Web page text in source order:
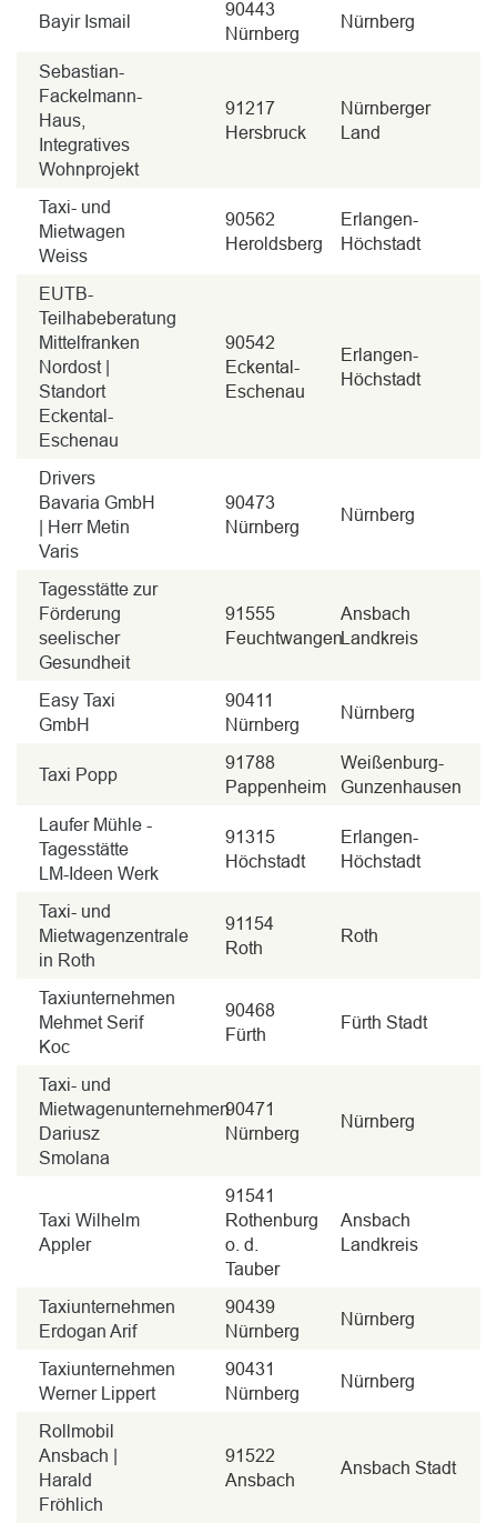
Bayir Ismail
90443
Nürnberg
Nürnberg
Sebastian-
Fackelmann-
Haus,
Integratives
Wohnprojekt
91217
Hersbruck
Nürnberger
Land
Taxi- und
Mietwagen
Weiss
90562
Heroldsberg
Erlangen-
Höchstadt
EUTB-
Teilhabeberatung
Mittelfranken
Nordost |
Standort
Eckental-
Eschenau
90542
Eckental-
Eschenau
Erlangen-
Höchstadt
Drivers
Bavaria GmbH
| Herr Metin
Varis
90473
Nürnberg
Nürnberg
Tagesstätte zur
Förderung
seelischer
Gesundheit
91555
Feuchtwangen
Ansbach
Landkreis
Easy Taxi
GmbH
90411
Nürnberg
Nürnberg
Taxi Popp
91788
Pappenheim
Weißenburg-
Gunzenhausen
Laufer Mühle -
Tagesstätte
LM-Ideen Werk
91315
Höchstadt
Erlangen-
Höchstadt
Taxi- und
Mietwagenzentrale
in Roth
91154
Roth
Roth
Taxiunternehmen
Mehmet Serif
Koc
90468
Fürth
Fürth Stadt
Taxi- und
Mietwagenunternehmen
Dariusz
Smolana
90471
Nürnberg
Nürnberg
Taxi Wilhelm
Appler
91541
Rothenburg
o. d.
Tauber
Ansbach
Landkreis
Taxiunternehmen
Erdogan Arif
90439
Nürnberg
Nürnberg
Taxiunternehmen
Werner Lippert
90431
Nürnberg
Nürnberg
Rollmobil
Ansbach |
Harald
Fröhlich
91522
Ansbach
Ansbach Stadt